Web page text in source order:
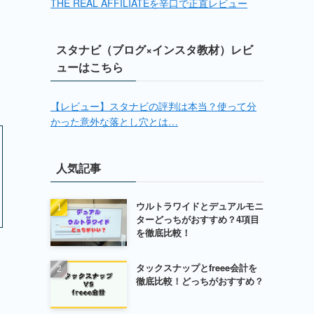
スタナビ（ブログ×インスタ教材）レビ
ューはこちら
【レビュー】スタナビの評判は本当？使って分
かった意外な落とし穴とは…
人気記事
ウルトラワイドとデュアルモニ
ターどっちがおすすめ？4項目
を徹底比較！
タックスナップとfreee会計を
徹底比較！どっちがおすすめ？